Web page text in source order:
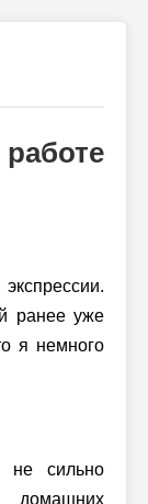
ранее уже
я немного
не сильно
домашних